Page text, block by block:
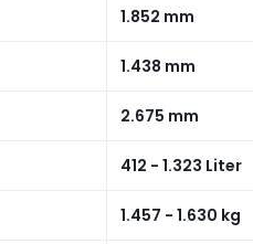
1.852 mm
1.438 mm
2.675 mm
412 - 1.323 Liter
1.457 - 1.630 kg